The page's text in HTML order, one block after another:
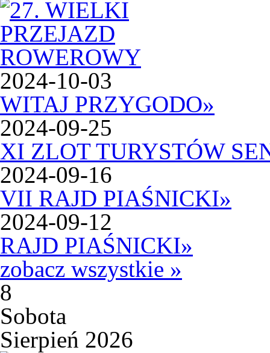
2024-10-03
WITAJ PRZYGODO»
2024-09-25
XI ZLOT TURYSTÓW
2024-09-16
VII RAJD PIAŚNICKI»
2024-09-12
RAJD PIAŚNICKI»
zobacz wszystkie »
8
Sobota
Sierpień 2026